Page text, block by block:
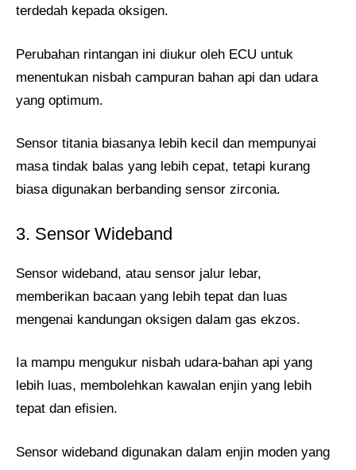
terdedah kepada oksigen.
Perubahan rintangan ini diukur oleh ECU untuk
menentukan nisbah campuran bahan api dan udara
yang optimum.
Sensor titania biasanya lebih kecil dan mempunyai
masa tindak balas yang lebih cepat, tetapi kurang
biasa digunakan berbanding sensor zirconia.
3. Sensor Wideband
Sensor wideband, atau sensor jalur lebar,
memberikan bacaan yang lebih tepat dan luas
mengenai kandungan oksigen dalam gas ekzos.
Ia mampu mengukur nisbah udara-bahan api yang
lebih luas, membolehkan kawalan enjin yang lebih
tepat dan efisien.
Sensor wideband digunakan dalam enjin moden yang